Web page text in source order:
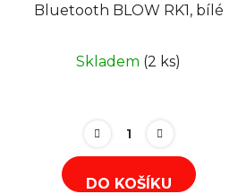
Bluetooth BLOW RK1, bílé
Skladem (2 ks)
DO KOŠÍKU